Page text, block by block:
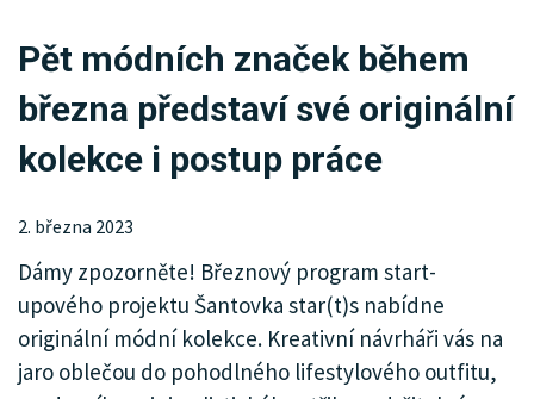
KRIMI
SPORT
KULTURA
SPOLEČNOST
INZERCE
Pět módních značek během
března představí své originální
kolekce i postup práce
2. března 2023
Dámy zpozorněte! Březnový program start-
upového projektu Šantovka star(t)s nabídne
originální módní kolekce. Kreativní návrháři vás na
jaro oblečou do pohodlného lifestylového outfitu,